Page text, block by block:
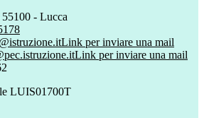
- Lucca
Link per inviare una mail
Link per inviare una mail
LUIS01700T